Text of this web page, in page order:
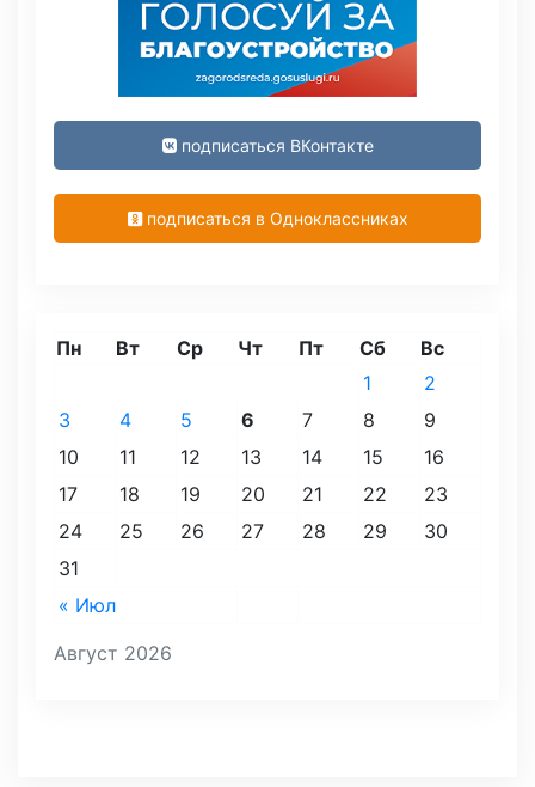
подписаться ВКонтакте
подписаться в Одноклассниках
Август 2026
Пн Вт Ср Чт Пт Сб Вс
« Июл
1
2
3
4 5 6 7 8
9
10
11 12 13 14 15
16
17
18 19 20 21 22
23
24
25 26 27 28 29
30
31